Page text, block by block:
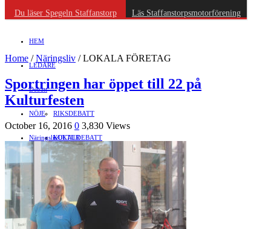
Du läser Spegeln Staffanstorp Läs Staffanstorpsmotorförening
HEM
LEDARE
Debatt
RIKSDEBATT
LOKALDEBATT
STAFFANSTORPS FULLMÄKTIGE
VAL 2014
NÖJE
KULTUR
Mat
RESOR
EVENEMANG
Näringsliv
JOBB
HANDEL
FÖRETAGSREGISTER
Föreningsliv
FÖRENINGAR
SPORT
HÄLSA
Motor
Home /Näringsliv /LOKALA FÖRETAG
Sportringen har öppet till 22 på
Kulturfesten
October 16, 2016 0 3,830 Views